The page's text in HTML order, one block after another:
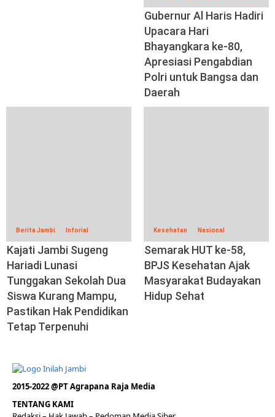
Gubernur Al Haris Hadiri
Upacara Hari
Bhayangkara ke-80,
Apresiasi Pengabdian
Polri untuk Bangsa dan
Daerah
Berita Jambi Inforial
Kajati Jambi Sugeng
Hariadi Lunasi
Tunggakan Sekolah Dua
Siswa Kurang Mampu,
Pastikan Hak Pendidikan
Tetap Terpenuhi
Kesehatan Nasional
Semarak HUT ke-58,
BPJS Kesehatan Ajak
Masyarakat Budayakan
Hidup Sehat
2015-2022 @PT Agrapana Raja Media
TENTANG KAMI